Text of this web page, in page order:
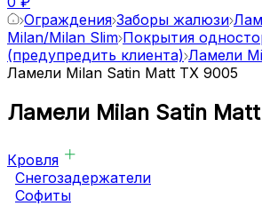
Ограждения Заборы жалюзи
Milan/Milan Slim Покрытия
(предупредить клиента) Ламели
Ламели Milan Satin Matt TX 9005
Ламели Milan Satin
Кровля
Снегозадержатели
Софиты